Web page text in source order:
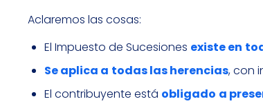
Aclaremos las cosas:
El Impuesto de Sucesiones existe en
Se aplica a todas las herencias, con
El contribuyente está obligado a